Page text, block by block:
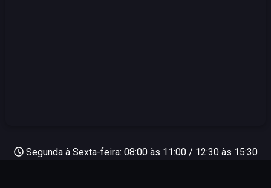
Segunda à Sexta-feira: 08:00 às 11:00 / 12:30 às 15:30